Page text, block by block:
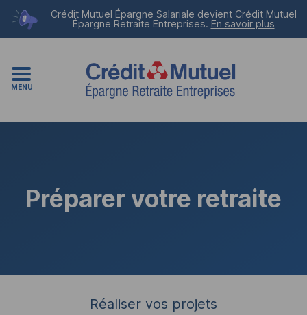
Crédit Mutuel Épargne Salariale devient Crédit Mutuel
Épargne Retraite Entreprises. En savoir plus
MENU
Préparer votre retraite
Réaliser vos projets